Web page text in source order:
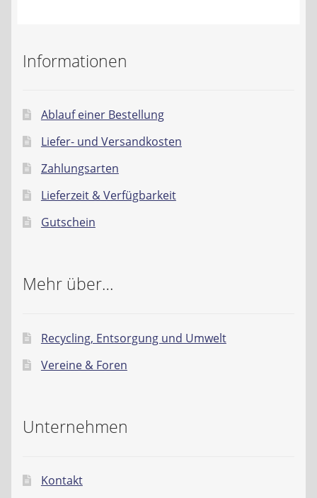
Datenschutzerklärung
Impressum
Informationen
Ablauf einer Bestellung
Liefer- und Versandkosten
Zahlungsarten
Lieferzeit & Verfügbarkeit
Gutschein
Mehr über…
Recycling, Entsorgung und Umwelt
Vereine & Foren
Unternehmen
Kontakt